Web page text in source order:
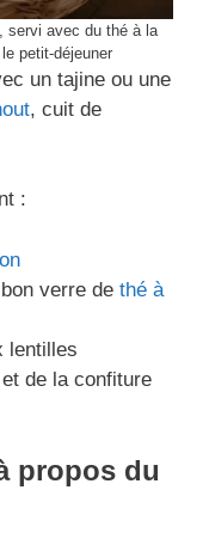
servi avec du thé à la
petit-déjeuner
un tajine ou une
, cuit de
:
verre de thé à
lentilles
de la confiture
propos du